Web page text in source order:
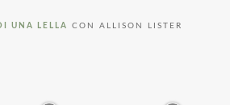
UNA LELLA CON ALLISON LISTER